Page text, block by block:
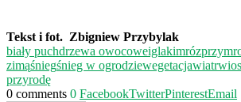
Tekst i fot. Zbigniew Przybylak
biały puchdrzewa owocoweiglakimróz
zimąśniegśnieg w ogrodziewegetacjawiatr
przyrodę
0 comments 0 FacebookTwitterPinterestEmail